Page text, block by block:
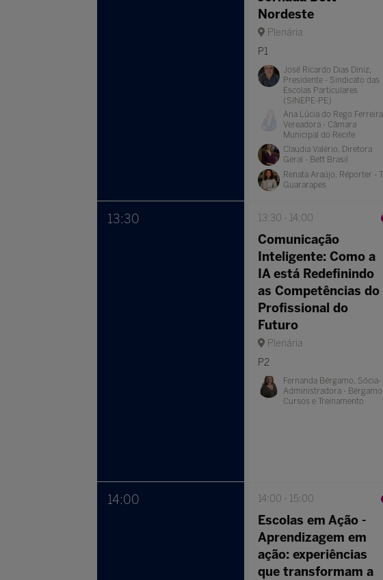
Nordeste
Plenária
P1
José Ricardo Dias Diniz,
Presidente - Sindicato das
Escolas Particulares
(SINEPE-PE)
Ana Lúcia do Rego Ferreira,
Vereadora - Câmara
Municipal do Recife
Claudia Valério, Diretora
Geral - Bett Brasil
Renata Araújo, Réporter -
Guararapes
13:30 13:30 14:00
Comunicação
Inteligente: Como a
IA está Redefinindo
as Competências do
Profissional do
Futuro
Plenária
P2
Fernanda Bérgamo, Sócia-
Administradora - Bérgamo
Cursos e Treinamento
14:00 14:00 15:00
Escolas em Ação -
Aprendizagem em
ação: experiências
que transformam a